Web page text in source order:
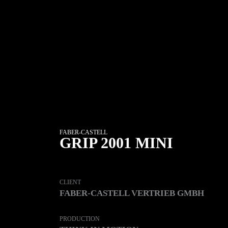
FABER-CASTELL
GRIP 2001 MINI
CLIENT
FABER-CASTELL VERTRIEB GMBH
PRODUCTION